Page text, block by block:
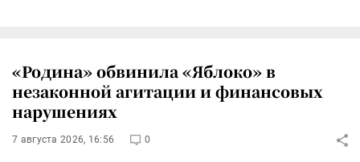
«Родина» обвинила «Яблоко» в
незаконной агитации и финансовых
нарушениях
7 августа 2026, 16:56 0